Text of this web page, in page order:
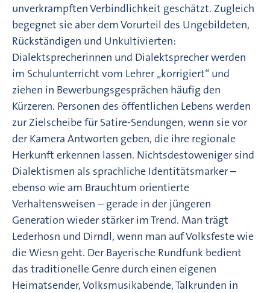
unverkrampften Verbindlichkeit geschätzt. Zugleich
begegnet sie aber dem Vorurteil des Ungebildeten,
Rückständigen und Unkultivierten:
Dialektsprecherinnen und Dialektsprecher werden
im Schulunterricht vom Lehrer „korrigiert“ und
ziehen in Bewerbungsgesprächen häufig den
Kürzeren. Personen des öffentlichen Lebens werden
zur Zielscheibe für Satire-Sendungen, wenn sie vor
der Kamera Antworten geben, die ihre regionale
Herkunft erkennen lassen. Nichtsdestoweniger sind
Dialektismen als sprachliche Identitätsmarker –
ebenso wie am Brauchtum orientierte
Verhaltensweisen – gerade in der jüngeren
Generation wieder stärker im Trend. Man trägt
Lederhosn und Dirndl, wenn man auf Volksfeste wie
die Wiesn geht. Der Bayerische Rundfunk bedient
das traditionelle Genre durch einen eigenen
Heimatsender, Volksmusikabende, Talkrunden in